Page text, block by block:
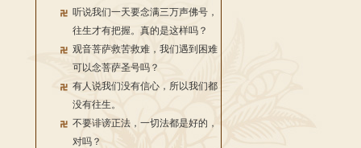
听说我们一天要念满三万声佛号，
往生才有把握。真的是这样吗？
观音菩萨救苦救难，我们遇到困难
可以念菩萨圣号吗？
有人说我们没有信心，所以我们都
没有往生。
不要诽谤正法，一切法都是好的，
对吗？